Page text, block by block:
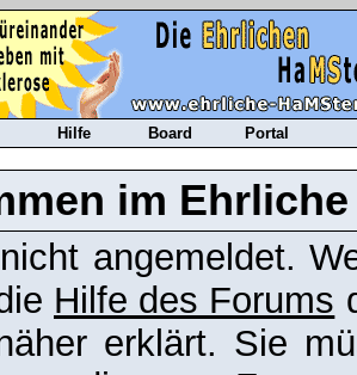
Hilfe Board Portal
im
angemeldet.
Hilfe des Forums
erklärt. Sie